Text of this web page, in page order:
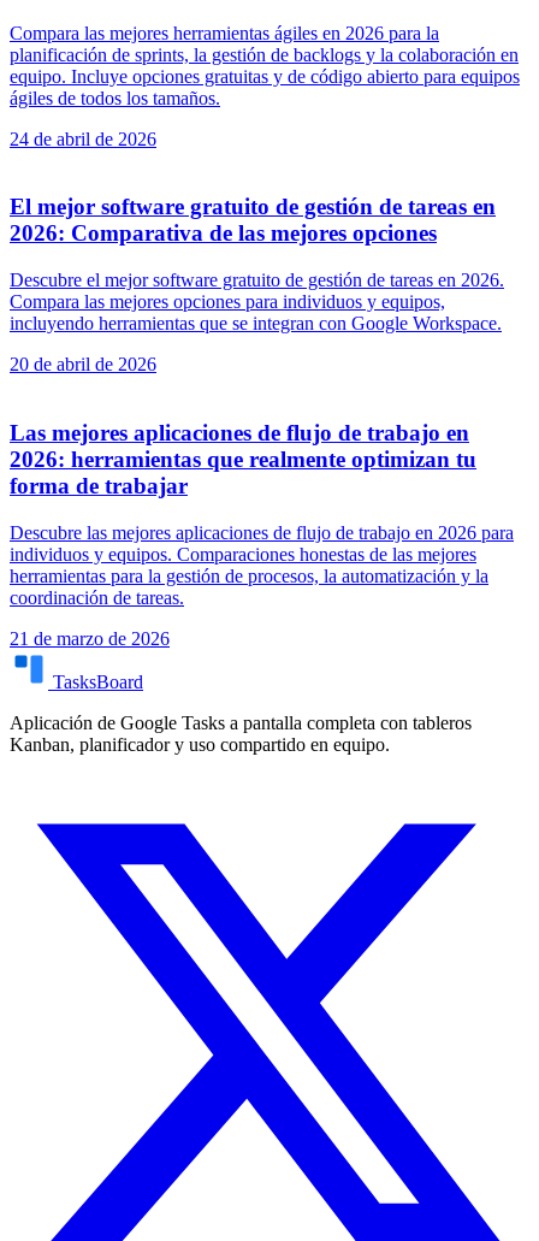
Compara las mejores herramientas ágiles en 2026 para la
planificación de sprints, la gestión de backlogs y la colaboración en
equipo. Incluye opciones gratuitas y de código abierto para equipos
ágiles de todos los tamaños.
24 de abril de 2026
El mejor software gratuito de gestión de tareas en
2026: Comparativa de las mejores opciones
Descubre el mejor software gratuito de gestión de tareas en 2026.
Compara las mejores opciones para individuos y equipos,
incluyendo herramientas que se integran con Google Workspace.
20 de abril de 2026
Las mejores aplicaciones de flujo de trabajo en
2026: herramientas que realmente optimizan tu
forma de trabajar
Descubre las mejores aplicaciones de flujo de trabajo en 2026 para
individuos y equipos. Comparaciones honestas de las mejores
herramientas para la gestión de procesos, la automatización y la
coordinación de tareas.
21 de marzo de 2026
TasksBoard
Aplicación de Google Tasks a pantalla completa con tableros
Kanban, planificador y uso compartido en equipo.